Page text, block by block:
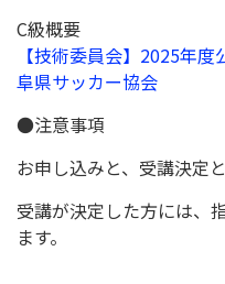
C級概要
【技術委員会】2025年
阜県サッカー協会
●注意事項
お申し込みと、受講決定
受講が決定した方には、
ます。